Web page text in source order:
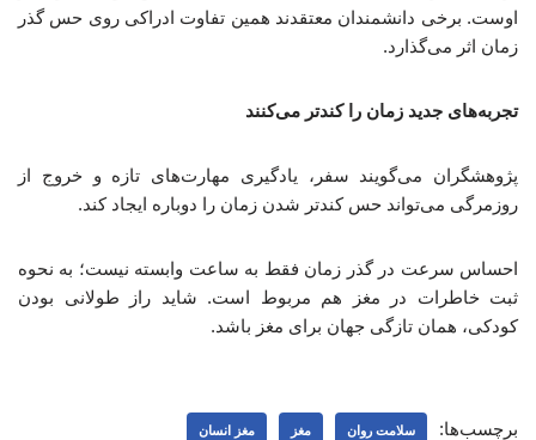
اوست. برخی دانشمندان معتقدند همین تفاوت ادراکی روی حس گذر
زمان اثر می‌گذارد.
تجربه‌های جدید زمان را کندتر می‌کنند
پژوهشگران می‌گویند سفر، یادگیری مهارت‌های تازه و خروج از
روزمرگی می‌تواند حس کندتر شدن زمان را دوباره ایجاد کند.
احساس سرعت در گذر زمان فقط به ساعت وابسته نیست؛ به نحوه
ثبت خاطرات در مغز هم مربوط است. شاید راز طولانی بودن
کودکی، همان تازگی جهان برای مغز باشد.
برچسب‌ها: سلامت روان مغز مغز انسان